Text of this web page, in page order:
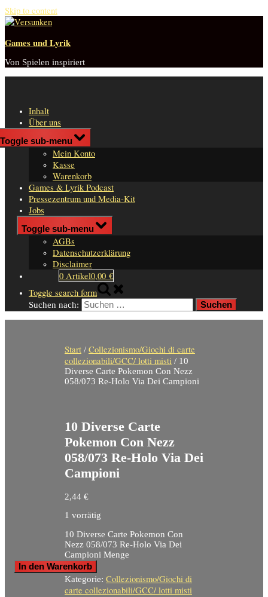
Skip to content
Games und Lyrik
Von Spielen inspiriert
Inhalt
Über uns
Shop
Toggle sub-menu
Mein Konto
Kasse
Warenkorb
Games & Lyrik Podcast
Pressezentrum und Media-Kit
Jobs
Impressum
Toggle sub-menu
AGBs
Datenschutzerklärung
Disclaimer
0 Artikel0,00 €
Toggle search form
Suchen nach:
Start / Collezionismo/Giochi di carte
collezionabili/GCC/ lotti misti / 10
Diverse Carte Pokemon Con Nezz
058/073 Re-Holo Via Dei Campioni
10 Diverse Carte
Pokemon Con Nezz
058/073 Re-Holo Via Dei
Campioni
2,44 €
1 vorrätig
10 Diverse Carte Pokemon Con
Nezz 058/073 Re-Holo Via Dei
Campioni Menge
In den Warenkorb
Kategorie: Collezionismo/Giochi di
carte collezionabili/GCC/ lotti misti